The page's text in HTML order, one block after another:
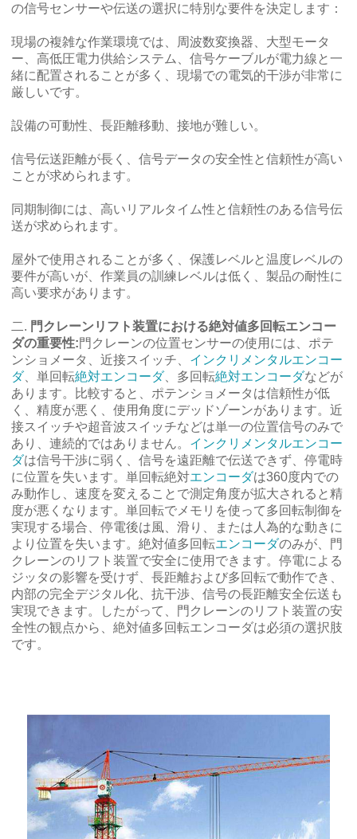
の信号センサーや伝送の選択に特別な要件を決定します：
現場の複雑な作業環境では、周波数変換器、大型モータ
ー、高低圧電力供給システム、信号ケーブルが電力線と一
緒に配置されることが多く、現場での電気的干渉が非常に
厳しいです。
設備の可動性、長距離移動、接地が難しい。
信号伝送距離が長く、信号データの安全性と信頼性が高い
ことが求められます。
同期制御には、高いリアルタイム性と信頼性のある信号伝
送が求められます。
屋外で使用されることが多く、保護レベルと温度レベルの
要件が高いが、作業員の訓練レベルは低く、製品の耐性に
高い要求があります。
二. 門クレーンリフト装置における絶対値多回転エンコー
ダの重要性:門クレーンの位置センサーの使用には、ポテ
ンショメータ、近接スイッチ、 インクリメンタルエンコー
ダ、単回転絶対エンコーダ、多回転絶対エンコーダなどが
あります。比較すると、ポテンショメータは信頼性が低
く、精度が悪く、使用角度にデッドゾーンがあります。近
接スイッチや超音波スイッチなどは単一の位置信号のみで
あり、連続的ではありません。 インクリメンタルエンコー
ダは信号干渉に弱く、信号を遠距離で伝送できず、停電時
に位置を失います。単回転絶対エンコーダは360度内での
み動作し、速度を変えることで測定角度が拡大されると精
度が悪くなります。単回転でメモリを使って多回転制御を
実現する場合、停電後は風、滑り、または人為的な動きに
より位置を失います。絶対値多回転エンコーダのみが、門
クレーンのリフト装置で安全に使用できます。停電による
ジッタの影響を受けず、長距離および多回転で動作でき、
内部の完全デジタル化、抗干渉、信号の長距離安全伝送も
実現できます。したがって、門クレーンのリフト装置の安
全性の観点から、絶対値多回転エンコーダは必須の選択肢
です。